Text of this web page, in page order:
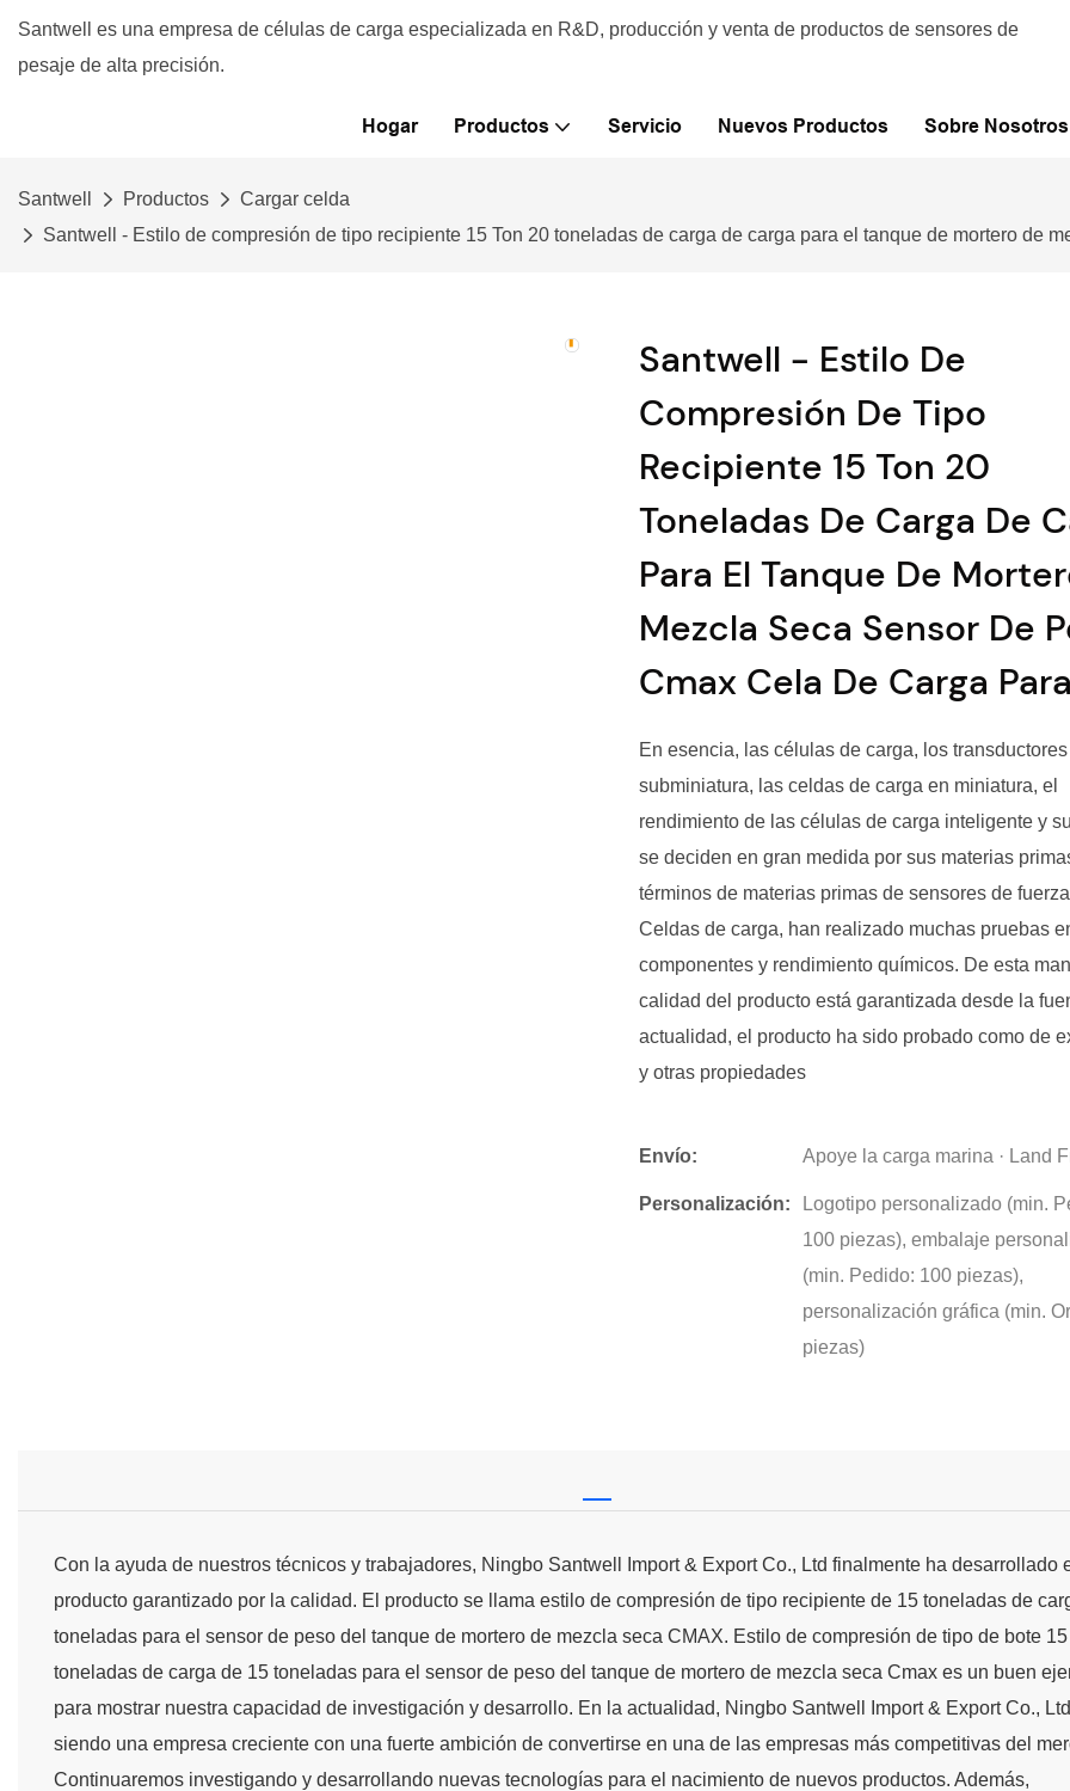
Santwell es una empresa de células de carga especializada en R&D, producción y venta de productos de sensores de
pesaje de alta precisión.
Hogar Productos Servicio Nuevos Productos Sobre Nosotros
Santwell Productos
Cargar celda
Santwell - Estilo de compresión de tipo recipiente 15 Ton 20 toneladas de carga de carga para el tanque de mortero de
Santwell - Estilo De
Compresión De Tipo
Recipiente 15 Ton 20
Toneladas De Carga De
Para El Tanque De
Mezcla Seca Sensor De
Cmax Cela De Carga
En esencia, las células de carga, los
subminiatura, las celdas de carga en miniatura, el
rendimiento de las células de carga inteligente y
se deciden en gran medida por sus materias
términos de materias primas de sensores de
Celdas de carga, han realizado muchas pruebas
componentes y rendimiento químicos. De esta
calidad del producto está garantizada desde la
actualidad, el producto ha sido probado como de
y otras propiedades
Envío: Apoye la carga marina · Land
Personalización:
Logotipo personalizado (min.
100 piezas), embalaje
(min. Pedido: 100 piezas),
personalización gráfica (min.
piezas)
Con la ayuda de nuestros técnicos y trabajadores, Ningbo Santwell Import & Export Co., Ltd finalmente ha desarrollado
producto garantizado por la calidad. El producto se llama estilo de compresión de tipo recipiente de 15 toneladas de
toneladas para el sensor de peso del tanque de mortero de mezcla seca CMAX. Estilo de compresión de tipo de bote 15
toneladas de carga de 15 toneladas para el sensor de peso del tanque de mortero de mezcla seca Cmax es un buen
para mostrar nuestra capacidad de investigación y desarrollo. En la actualidad, Ningbo Santwell Import & Export Co.,
siendo una empresa creciente con una fuerte ambición de convertirse en una de las empresas más competitivas del
Continuaremos investigando y desarrollando nuevas tecnologías para el nacimiento de nuevos productos. Además,